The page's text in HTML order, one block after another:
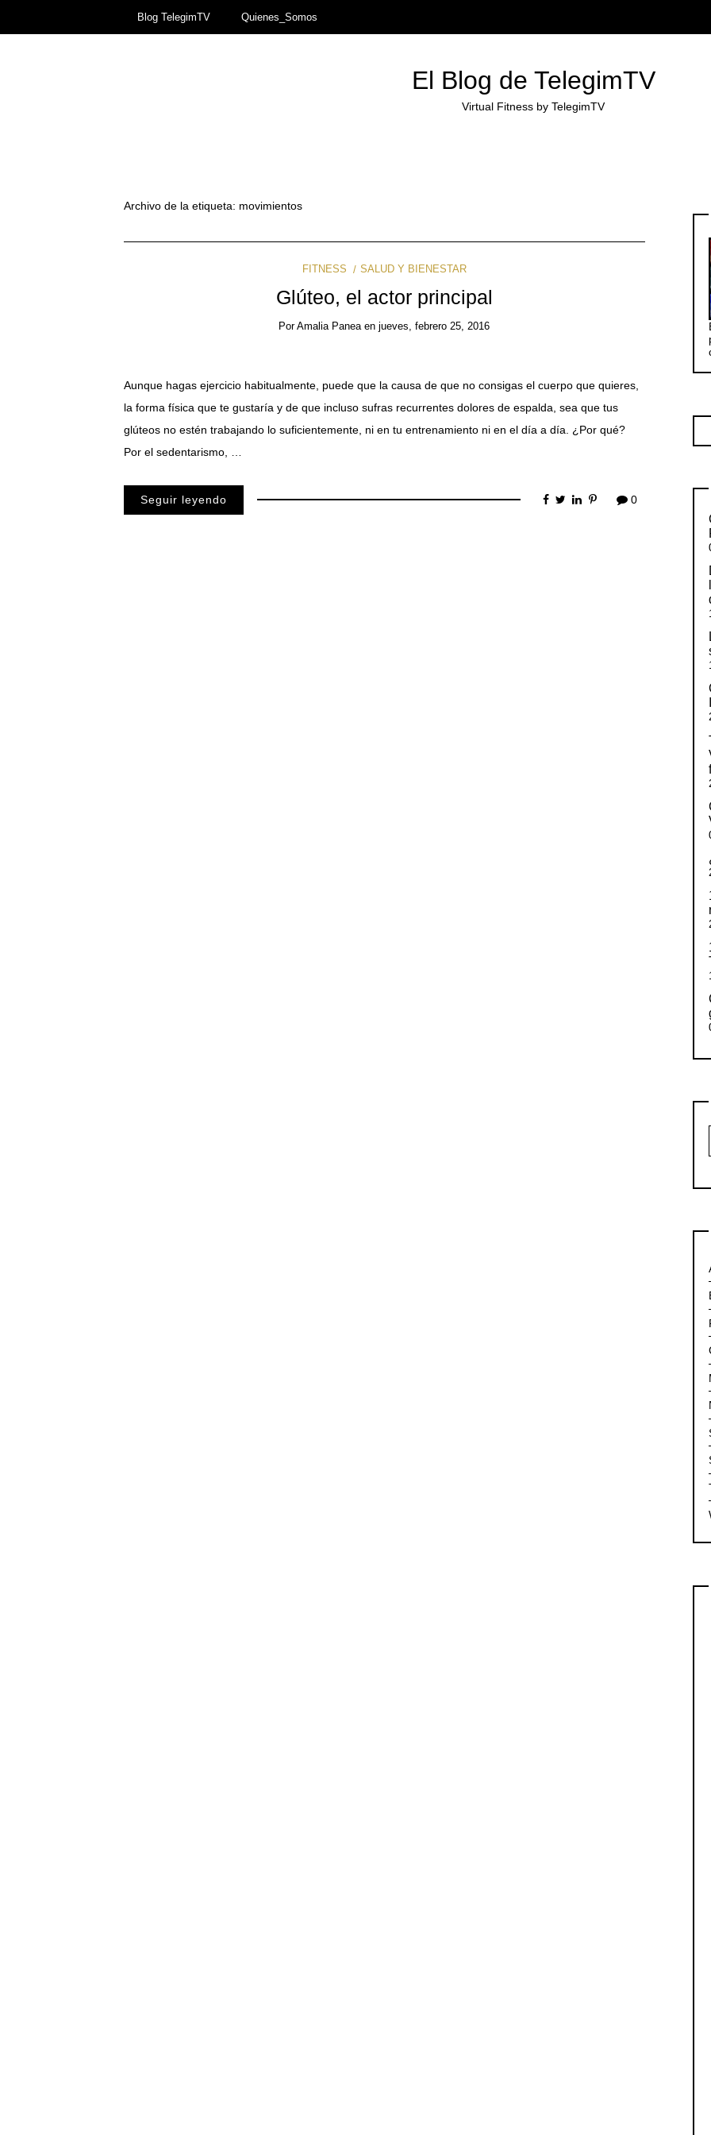
Blog TelegimTV Quienes_Somos
El Blog de TelegimTV
Virtual Fitness by TelegimTV
Archivo de la etiqueta: movimientos
FITNESS SALUD Y BIENESTAR
Glúteo, el actor principal
PorAmalia Panea enjueves, febrero 25, 2016
Aunque hagas ejercicio habitualmente, puede que la causa de que no consigas el cuerpo que quieres,
la forma física que te gustaría y de que incluso sufras recurrentes dolores de espalda, sea que tus
glúteos no estén trabajando lo suficientemente, ni en tu entrenamiento ni en el día a día. ¿Por qué?
Por el sedentarismo, …
Seguir leyendo 0